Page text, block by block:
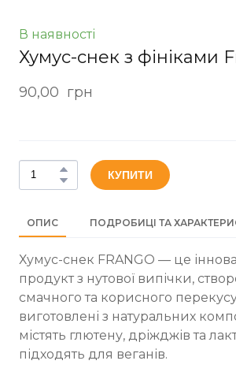
В наявності
Хумус-снек з фініками
90,00  грн
КУПИТИ
ОПИС ПОДРОБИЦІ ТА
Хумус-снек FRANGO — це
продукт з нутової випічки,
смачного та корисного
виготовлені з натуральних
містять глютену, дріжджів та
підходять для веганів.